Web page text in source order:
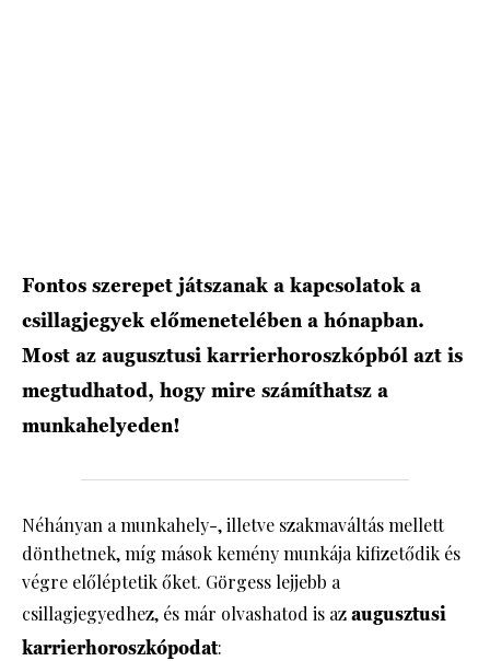
Fontos szerepet játszanak a kapcsolatok a
csillagjegyek előmenetelében a hónapban.
Most az augusztusi karrierhoroszkópból azt is
megtudhatod, hogy mire számíthatsz a
munkahelyeden!
Néhányan a munkahely-, illetve szakmaváltás mellett
dönthetnek, míg mások kemény munkája kifizetődik és
végre előléptetik őket. Görgess lejjebb a
csillagjegyedhez, és már olvashatod is azaugusztusi
karrierhoroszkópodat: